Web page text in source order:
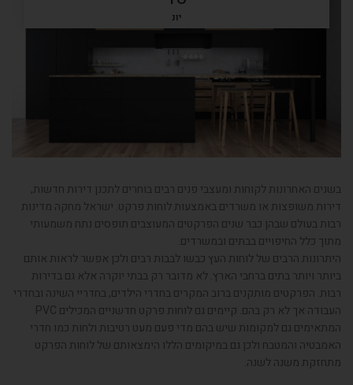
יונ
בשנים האחרונות לקוחות ומעצבי פנים רבים בוחרים לתכנן דירות חדשות,
דירות משופצות או משרדים באמצעות לוחות פרקט. ישראל מחקה מדינות
רבות בעולם שבהן כבר שנים הפרקטים המעוצבים תופסים נתח משמעותי
מתוך כלל החיפויים בבתים ובמשרדים.
היתרונות הרבים של לוחות העץ כבשו לבבות רבים ולכן אפשר לראות אותם
ביותר ויותר בתים ברחבי הארץ. לא מדובר רק בבתי יוקרה אלא גם בדירות
רבות. הפרקטים מותקנים ברוב המקרים בחדרי הילדים, בחדריי השינה ובחדרי
העבודה אך לא רק בהם. קיימים גם לוחות פרקט חדשניים המכילים PVC
המתאימים גם למקומות שיש בהם מדי פעם מעט רטיבות ולחות כמו חדרי
האמבטיה והמטבח ולכן גם במיקומים הללו הימצאותם של לוחות הפרקט
מתחזקת משנה לשנה.